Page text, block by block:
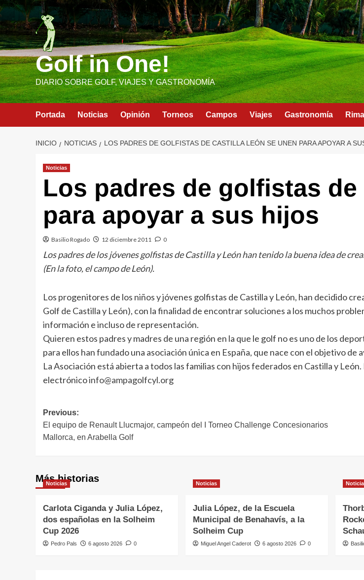
Saltar
al
contenido
Golf in One!
DIARIO SOBRE GOLF, VIAJES Y GASTRONOMÍA
Portada Noticias Opinión Torneos Campos Viajes Gastronomía
INICIO NOTICIAS LOS PADRES DE GOLFISTAS DE CASTILLA LEÓN SE UNEN PARA APOYAR A
Noticias
Los padres de golfistas
para apoyar a sus hijos
Basilio Rogado 12 diciembre 2011 0
Los padres de los jóvenes golfistas de Castilla y León han tenido la buena idea de
(En la foto, el campo de León).
Los progenitores de los niños y jóvenes golfistas de Castilla y León, han decidido
Golf de Castilla y León), con la finalidad de encontrar soluciones a los muchos
información e incluso de representación.
Quieren estos padres y madres de una región en la que le golf no es uno de los
para ellos han fundado una asociación única en España, que nace con el objetivo
La Asociación está abierta a todos las familias con hijos federados en Castilla y
electrónicoinfo@ampagolfcyl.org
Navegación
de
entradas
Previous:
El equipo de Renault Llucmajor, campeón del I Torneo Challenge Concesionarios
Mallorca, en Arabella Golf
Más historias
Noticias
Carlota Ciganda y Julia López,
dos españolas en la Solheim
Cup 2026
Pedro Pals 6 agosto 2026 0
Noticias
Julia López, de la Escuela
Municipal de Benahavís, a la
Solheim Cup
Miguel Angel Caderot 6 agosto 2026 0